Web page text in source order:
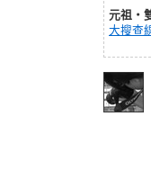
元祖‧
大搜查